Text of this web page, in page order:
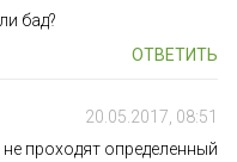
бад?
ОТВЕТИТЬ
20.05.2017, 08:51
проходят определенный